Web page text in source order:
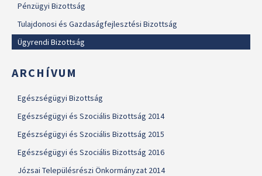
Pénzügyi Bizottság
Tulajdonosi és Gazdaságfejlesztési Bizottság
Ügyrendi Bizottság
ARCHÍVUM
Egészségügyi Bizottság
Egészségügyi és Szociális Bizottság 2014
Egészségügyi és Szociális Bizottság 2015
Egészségügyi és Szociális Bizottság 2016
Józsai Településrészi Önkormányzat 2014